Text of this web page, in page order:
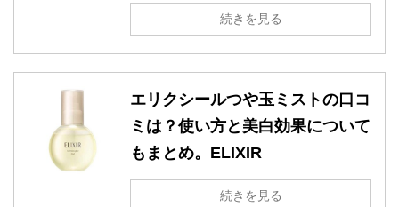
続きを見る
エリクシールつや玉ミストの口コ
ミは？使い方と美白効果について
もまとめ。ELIXIR
続きを見る